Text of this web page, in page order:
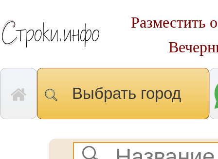
Разместить
Выбрать город